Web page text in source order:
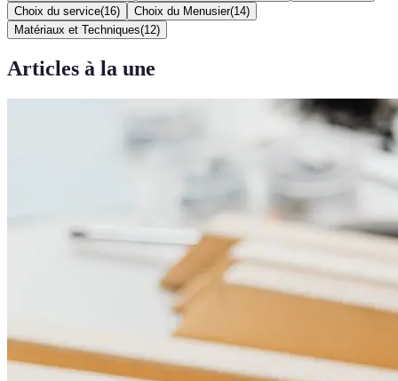
Choix du service(16) Choix du Menusier(14)
Matériaux et Techniques(12)
Articles à la une